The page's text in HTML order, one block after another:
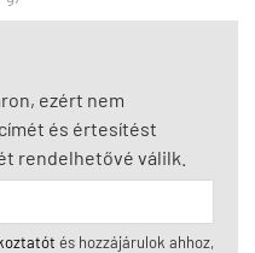
ezért nem
és értesítést
rendelhetővé válilk.
és hozzájárulok ahhoz,